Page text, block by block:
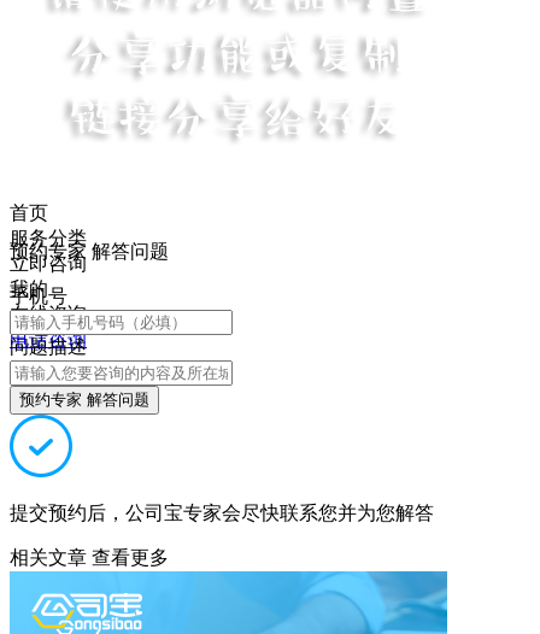
首页
服务分类
立即咨询
我的
在线咨询
电话咨询
预约专家 解答问题
手机号
问题描述
预约专家 解答问题
提交预约后，公司宝专家会尽快联系您并为您解答
相关文章 查看更多